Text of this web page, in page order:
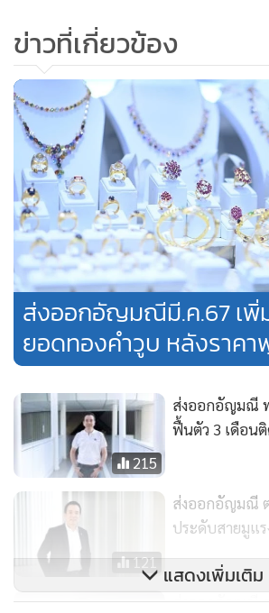
และรัตนชาติ เพิ่ม 33.90% ส่วนทองคำ ลด
ประดับแพลทินัม ลด 41.91%
นายสุเมธกล่าวว่า แนวโน้มการส่งออกคาด
โดยเฉพาะเครื่องประดับที่ไม่รวมทองคำ เพ
ดัชนีความเชื่อมั่นของผู้บริโภคปรับตัวดีขึ้น
ต่อเนื่อง และเศรษฐกิจเริ่มฟื้นตัว การท่อง
ซื้อสินค้าในกลุ่มอัญมณีและเครื่องประดับเ
จับตาเศรษฐกิจโลก โดยเฉพาะสหรัฐฯ ที่จี
ที่คาด โตแค่ 1.6% จากเป้า 2.4% และยังมี
ลดดอกเบี้ยของเฟด ส่วนสหภาพยุโรป ไตรม
ขยายตัวต่ำ การฟื้นตัวต้องใช้เวลานาน และ
กีดกันทางการค้า เช่น สหรัฐฯ-จีน ที่จะทำให้
ตะวันออกกลาง
อย่างไรก็ตาม GIT มีข้อแนะนำผู้ประกอบก
ปลีกและการค้าออนไลน์ให้เป็นอันหนึ่งอันเ
ประสบการณ์ที่ราบรื่นและไร้รอยต่อสำหรั
เชื่อมโยงข้อมูลและการดำเนินงานจากทุก
ด้วยกัน เพราะจะทำให้สามารถวิเคราะห์แ
ข่าวที่เกี่ยวข้อง
ส่งออกอัญมณีมี.ค.67 เพิ่
ยอดทองคำวูบ หลังราคา
215
ส่งออกอัญมณี
ฟื้นตัว 3 เดือน
121
ส่งออกอัญมณี
ประดับสายมูแร
ส่งออกอัญมณี ก
แสดงเพิ่มเติม